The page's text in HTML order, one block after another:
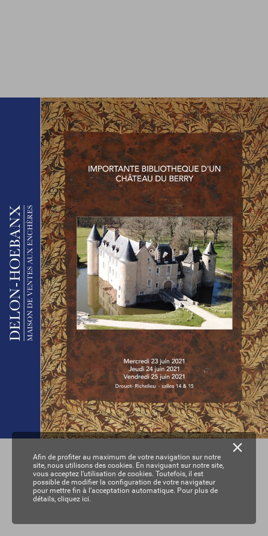
Afin de profiter au maximum de votre navigation sur notre
site, nous utilisons des cookies. En naviguant sur notre site,
vous acceptez l’utilisation de cookies. Toutefois, il est
possible de modifier la configuration de votre navigateur
pour mettre fin à l’acceptation automatique. Pour plus de
détails, cliquez ici.